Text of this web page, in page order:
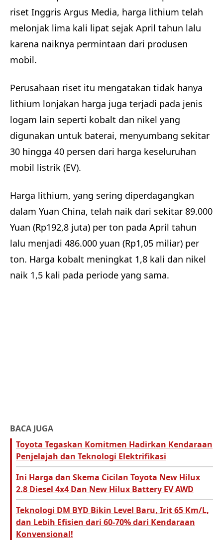
riset Inggris Argus Media, harga lithium telah
melonjak lima kali lipat sejak April tahun lalu
karena naiknya permintaan dari produsen
mobil.
Perusahaan riset itu mengatakan tidak hanya
lithium lonjakan harga juga terjadi pada jenis
logam lain seperti kobalt dan nikel yang
digunakan untuk baterai, menyumbang sekitar
30 hingga 40 persen dari harga keseluruhan
mobil listrik (EV).
Harga lithium, yang sering diperdagangkan
dalam Yuan China, telah naik dari sekitar 89.000
Yuan (Rp192,8 juta) per ton pada April tahun
lalu menjadi 486.000 yuan (Rp1,05 miliar) per
ton. Harga kobalt meningkat 1,8 kali dan nikel
naik 1,5 kali pada periode yang sama.
BACA JUGA
Toyota Tegaskan Komitmen Hadirkan Kendaraan
Penjelajah dan Teknologi Elektrifikasi
Ini Harga dan Skema Cicilan Toyota New Hilux
2.8 Diesel 4x4 Dan New Hilux Battery EV AWD
Teknologi DM BYD Bikin Level Baru, Irit 65 Km/L,
dan Lebih Efisien dari 60-70% dari Kendaraan
Konvensional!